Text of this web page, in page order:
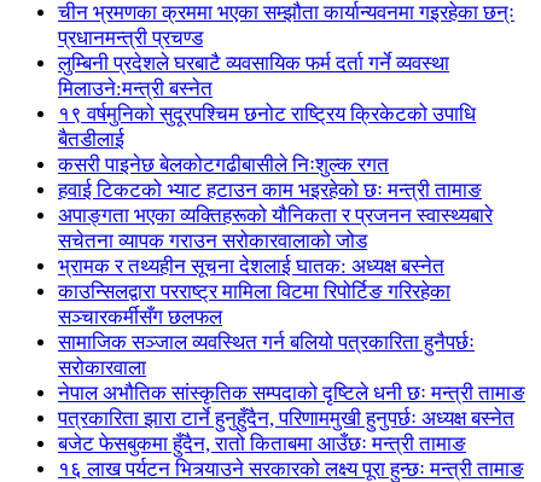
चीन भ्रमणका क्रममा भएका सम्झौता कार्यान्यवनमा गइरहेका छन्ः
प्रधानमन्त्री प्रचण्ड
लुम्बिनी प्रदेशले घरबाटै व्यवसायिक फर्म दर्ता गर्ने व्यवस्था
मिलाउने:मन्त्री बस्नेत
१९ वर्षमुनिको सुदूरपश्चिम छनोट राष्ट्रिय क्रिकेटको उपाधि
बैतडीलाई
कसरी पाइनेछ बेलकोटगढीबासीले निःशुल्क रगत
हवाई टिकटको भ्याट हटाउन काम भइरहेको छः मन्त्री तामाङ
अपाङ्गता भएका व्यक्तिहरूको यौनिकता र प्रजनन स्वास्थ्यबारे
सचेतना व्यापक गराउन सरोकारवालाको जोड
भ्रामक र तथ्यहीन सूचना देशलाई घातक: अध्यक्ष बस्नेत
काउन्सिलद्वारा परराष्ट्र मामिला विटमा रिपोर्टिङ गरिरहेका
सञ्चारकर्मीसँग छलफल
सामाजिक सञ्जाल व्यवस्थित गर्न बलियो पत्रकारिता हुनैपर्छः
सरोकारवाला
नेपाल अभौतिक सांस्कृतिक सम्पदाको दृष्टिले धनी छः मन्त्री तामाङ
पत्रकारिता झारा टार्ने हुनुहुँदैन, परिणाममुखी हुनुपर्छः अध्यक्ष बस्नेत
बजेट फेसबुकमा हुँदैन, रातो किताबमा आउँछः मन्त्री तामाङ
१६ लाख पर्यटन भित्र्याउने सरकारको लक्ष्य पूरा हुन्छः मन्त्री तामाङ